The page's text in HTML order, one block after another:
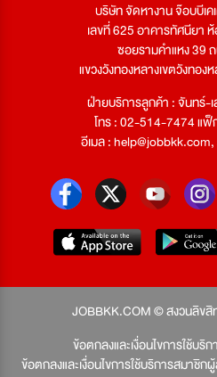
บริษัท จัดหางาน จ๊อบบีเ
เลขที่ 625 อาคารทัศนียา
ซอยรามคำแหง 39
แขวงวังทองหลางเขตวังทอ
ฝ่ายบริการลูกค้า : จันทร์-
โทร : 02-514-7474 แ
อีเมล :help@jobbkk.com,
JOBBKK.COM © สงวนลิขสิ
ข้อตกลงและเงื่อนไขการใช้บ
ข้อตกลงและเงื่อนไขการใช้บริการสมาชิก